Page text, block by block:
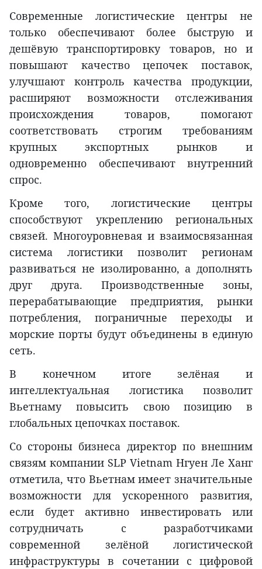
Современные логистические центры не
только обеспечивают более быструю и
дешёвую транспортировку товаров, но и
повышают качество цепочек поставок,
улучшают контроль качества продукции,
расширяют возможности отслеживания
происхождения товаров, помогают
соответствовать строгим требованиям
крупных экспортных рынков и
одновременно обеспечивают внутренний
спрос.
Кроме того, логистические центры
способствуют укреплению региональных
связей. Многоуровневая и взаимосвязанная
система логистики позволит регионам
развиваться не изолированно, а дополнять
друг друга. Производственные зоны,
перерабатывающие предприятия, рынки
потребления, пограничные переходы и
морские порты будут объединены в единую
сеть.
В конечном итоге зелёная и
интеллектуальная логистика позволит
Вьетнаму повысить свою позицию в
глобальных цепочках поставок.
Со стороны бизнеса директор по внешним
связям компании SLP Vietnam Нгуен Ле Ханг
отметила, что Вьетнам имеет значительные
возможности для ускоренного развития,
если будет активно инвестировать или
сотрудничать с разработчиками
современной зелёной логистической
инфраструктуры в сочетании с цифровой